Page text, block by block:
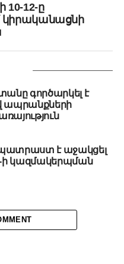
12-ը
կիրականացնի
գործարկել է
ապրանքների
է աջակցել
ի կազմակերպման